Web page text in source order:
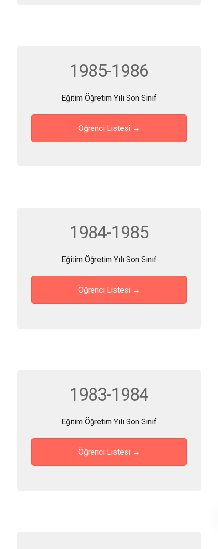
1985-1986
Eğitim Öğretim Yılı Son Sınıf
Öğrenci Listesi →
1984-1985
Eğitim Öğretim Yılı Son Sınıf
Öğrenci Listesi →
1983-1984
Eğitim Öğretim Yılı Son Sınıf
Öğrenci Listesi →